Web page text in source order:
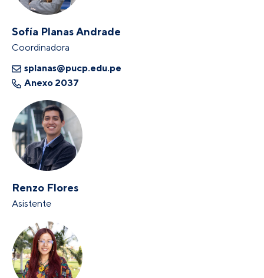
Sofía Planas Andrade
Coordinadora
splanas@pucp.edu.pe
Anexo 2037
Renzo Flores
Asistente